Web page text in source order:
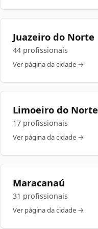
Juazeiro do Norte
44 profissionais
Ver página da cidade →
Limoeiro do Norte
17 profissionais
Ver página da cidade →
Maracanaú
31 profissionais
Ver página da cidade →